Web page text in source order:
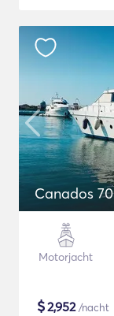
Canados 70
Motorjacht
$2,952/nacht